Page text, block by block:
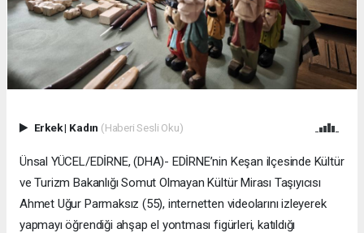
Erkek| Kadın (Haberi Sesli Oku)
Ünsal YÜCEL/EDİRNE, (DHA)- EDİRNE’nin Keşan ilçesinde Kültür
ve Turizm Bakanlığı Somut Olmayan Kültür Mirası Taşıyıcısı
Ahmet Uğur Parmaksız (55), internetten videolarını izleyerek
yapmayı öğrendiği ahşap el yontması figürleri, katıldığı